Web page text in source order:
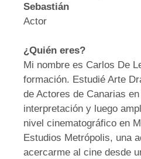
Sebastián
Actor
¿Quién eres?
Mi nombre es Carlos De
formación. Estudié Arte
de Actores de Canarias
interpretación y luego
nivel cinematográfico en
Estudios Metrópolis, una
acercarme al cine desde